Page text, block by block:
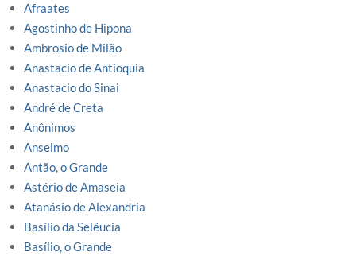
Afraates
Agostinho de Hipona
Ambrosio de Milão
Anastacio de Antioquia
Anastacio do Sinai
André de Creta
Anônimos
Anselmo
Antão, o Grande
Astério de Amaseia
Atanásio de Alexandria
Basílio da Selêucia
Basílio, o Grande